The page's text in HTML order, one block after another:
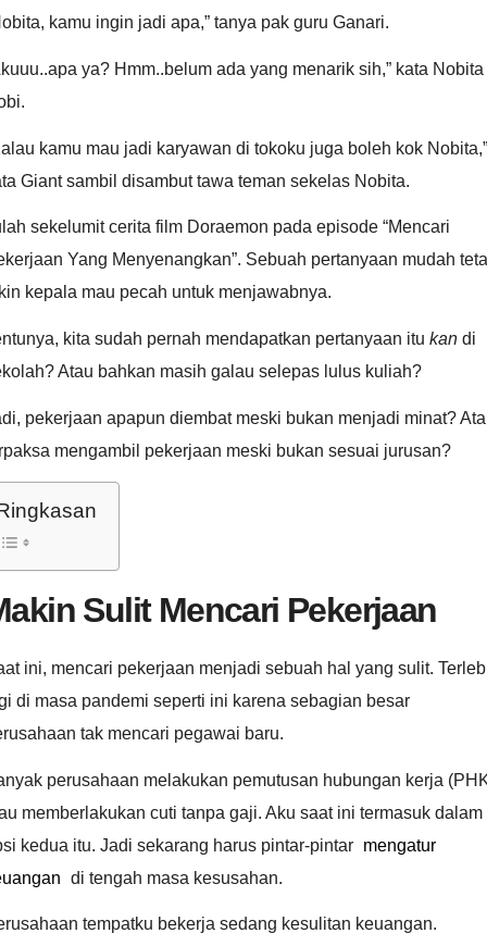
kamu ingin jadi apa,” tanya pak guru Ganari.
ya? Hmm..belum ada yang menarik sih,” kata Nobita
kamu mau jadi karyawan di tokoku juga boleh kok Nobita,”
Giant sambil disambut tawa teman sekelas Nobita.
sekelumit cerita film Doraemon pada episode “Mencari
Yang Menyenangkan”. Sebuah pertanyaan mudah
kepala mau pecah untuk menjawabnya.
kita sudah pernah mendapatkan pertanyaan itu kan di
Atau bahkan masih galau selepas lulus kuliah?
pekerjaan apapun diembat meski bukan menjadi minat?
mengambil pekerjaan meski bukan sesuai jurusan?
Sulit Mencari Pekerjaan
ini, mencari pekerjaan menjadi sebuah hal yang sulit.
di masa pandemi seperti ini karena sebagian besar
tak mencari pegawai baru.
perusahaan melakukan pemutusan hubungan kerja
memberlakukan cuti tanpa gaji. Aku saat ini termasuk dalam
kedua itu. Jadi sekarang harus pintar-pintar mengatur
di tengah masa kesusahan.
tempatku bekerja sedang kesulitan keuangan.